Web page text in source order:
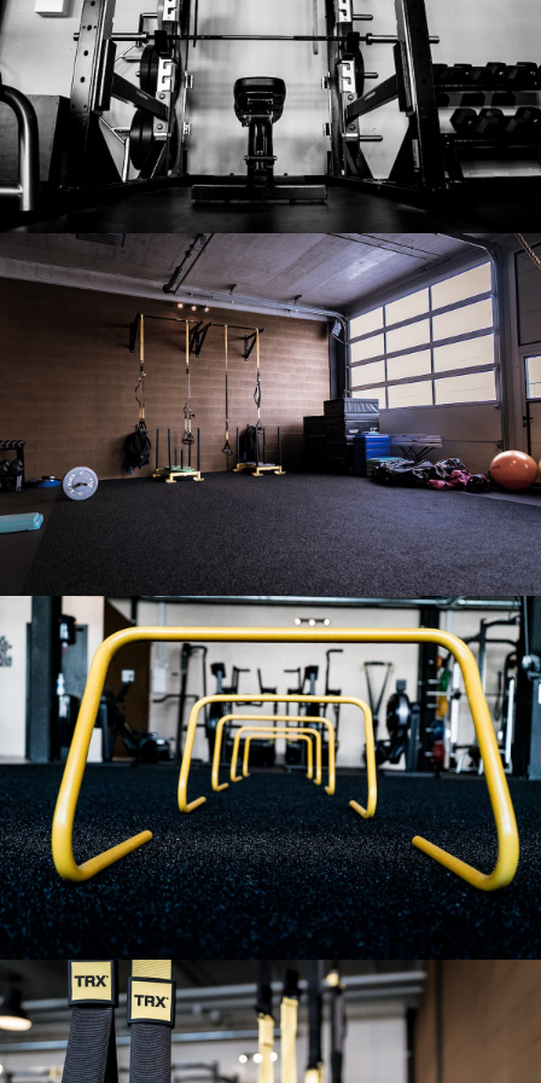
Notre salle
Notre salle
Notre salle